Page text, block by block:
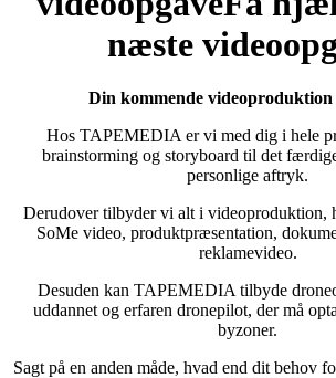
næste
Din kommende
Hos TAPEMEDIA er vi med dig i hele
brainstorming og storyboard til det
personlige aftryk.
Derudover tilbyder vi alt i videoproduktion,
SoMe video, produktpræsentation,
reklamevideo.
Desuden kan TAPEMEDIA tilbyde
uddannet og erfaren dronepilot, der må
byzoner.
Sagt på en anden måde, hvad end dit behov